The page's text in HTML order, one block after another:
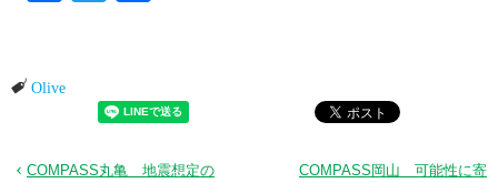
Olive
COMPASS丸亀 地震想定の
COMPASS岡山 可能性に寄